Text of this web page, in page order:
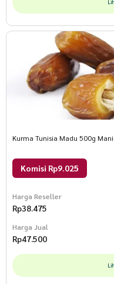
Kurma Tunisia Madu 500g
Komisi Rp9.025
Harga Reseller
Rp38.475
Harga Jual
Rp47.500